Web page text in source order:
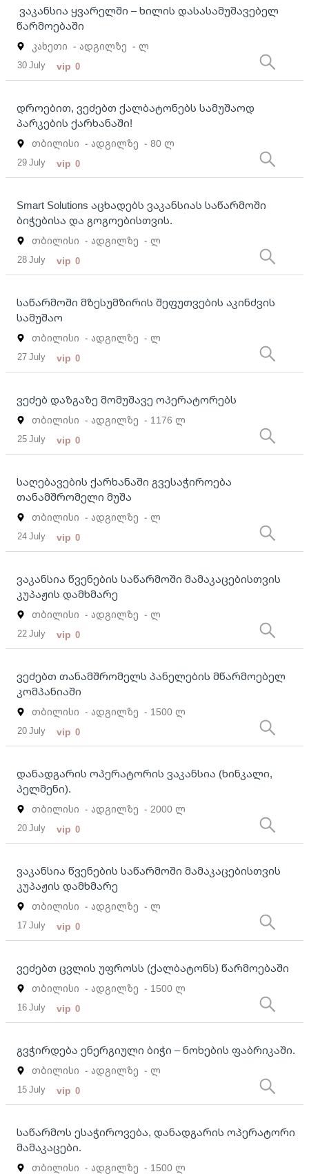
ვაკანსია ყვარელში – ხილის დასასამუშავებელ
წარმოებაში
კახეთი - ადგილზე - ლ
30 July vip 0
დროებით, ვეძებთ ქალბატონებს სამუშაოდ
პარკების ქარხანაში!
თბილისი - ადგილზე - 80 ლ
29 July vip 0
Smart Solutions აცხადებს ვაკანსიას საწარმოში
ბიჭებისა და გოგოებისთვის.
თბილისი - ადგილზე - ლ
28 July vip 0
საწარმოში მზესუმზირის შეფუთვების აკინძვის
სამუშაო
თბილისი - ადგილზე - ლ
27 July vip 0
ვეძებ დაზგაზე მომუშავე ოპერატორებს
თბილისი - ადგილზე - 1176 ლ
25 July vip 0
საღებავების ქარხანაში გვესაჭიროება
თანამშრომელი მუშა
თბილისი - ადგილზე - ლ
24 July vip 0
ვაკანსია წვენების საწარმოში მამაკაცებისთვის
კუპაჟის დამხმარე
თბილისი - ადგილზე - ლ
22 July vip 0
ვეძებთ თანამშრომელს პანელების მწარმოებელ
კომპანიაში
თბილისი - ადგილზე - 1500 ლ
20 July vip 0
დანადგარის ოპერატორის ვაკანსია (ხინკალი,
პელმენი).
თბილისი - ადგილზე - 2000 ლ
20 July vip 0
ვაკანსია წვენების საწარმოში მამაკაცებისთვის
კუპაჟის დამხმარე
თბილისი - ადგილზე - ლ
17 July vip 0
ვეძებთ ცვლის უფროსს (ქალბატონს) წარმოებაში
თბილისი - ადგილზე - 1500 ლ
16 July vip 0
გვჭირდება ენერგიული ბიჭი – ნოხების ფაბრიკაში.
თბილისი - ადგილზე - ლ
15 July vip 0
საწარმოს ესაჭიროვება, დანადგარის ოპერატორი
მამაკაცები.
თბილისი - ადგილზე - 1500 ლ